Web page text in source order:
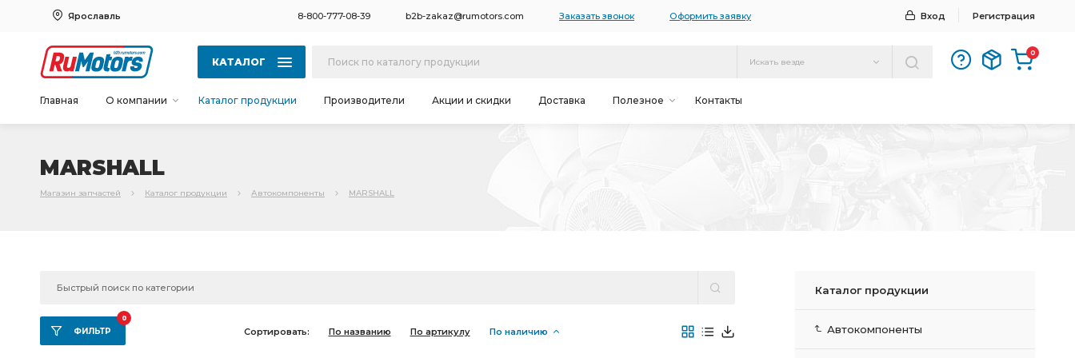
Ярославль 8-800-777-08-39 b2b-zakaz@rumotors.com Заказать звонок Оформить заявку Вход Регистрация
КАТАЛОГ Искать везде
0
Главная О компании Каталог продукции Производители Акции и скидки Доставка Полезное Контакты
MARSHALL
Магазин запчастей Каталог продукции Автокомпоненты MARSHALL
ФИЛЬТР
0
Сортировать: По названию По артикулу По наличию
Каталог продукции
Автокомпоненты